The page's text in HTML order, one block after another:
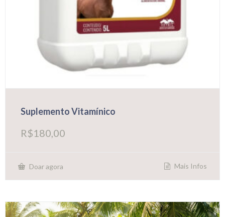
Suplemento Vitamínico
R$180,00
Doar agora Mais Infos